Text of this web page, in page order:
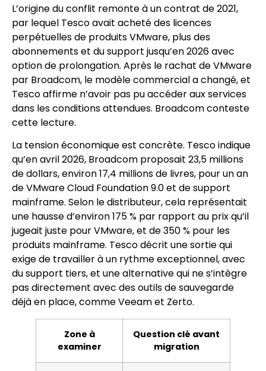
L’origine du conflit remonte à un contrat de 2021,
par lequel Tesco avait acheté des licences
perpétuelles de produits VMware, plus des
abonnements et du support jusqu’en 2026 avec
option de prolongation. Après le rachat de VMware
par Broadcom, le modèle commercial a changé, et
Tesco affirme n’avoir pas pu accéder aux services
dans les conditions attendues. Broadcom conteste
cette lecture.
La tension économique est concrète. Tesco indique
qu’en avril 2026, Broadcom proposait 23,5 millions
de dollars, environ 17,4 millions de livres, pour un an
de VMware Cloud Foundation 9.0 et de support
mainframe. Selon le distributeur, cela représentait
une hausse d’environ 175 % par rapport au prix qu’il
jugeait juste pour VMware, et de 350 % pour les
produits mainframe. Tesco décrit une sortie qui
exige de travailler à un rythme exceptionnel, avec
du support tiers, et une alternative qui ne s’intègre
pas directement avec des outils de sauvegarde
déjà en place, comme Veeam et Zerto.
Zone à
examiner
Question clé avant
migration